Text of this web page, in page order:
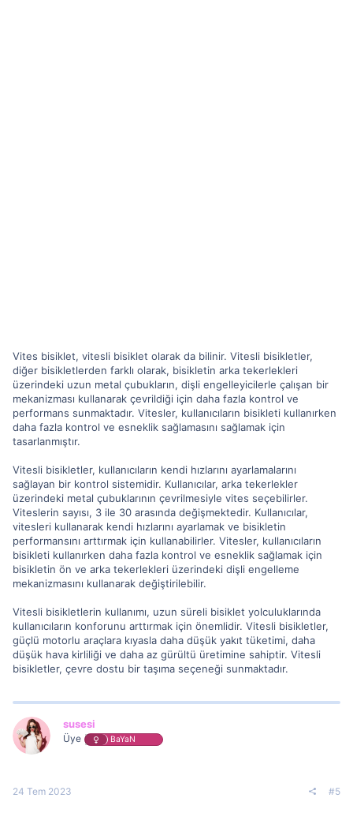
Vites bisiklet, vitesli bisiklet olarak da bilinir. Vitesli bisikletler,
diğer bisikletlerden farklı olarak, bisikletin arka tekerlekleri
üzerindeki uzun metal çubukların, dişli engelleyicilerle çalışan bir
mekanizması kullanarak çevrildiği için daha fazla kontrol ve
performans sunmaktadır. Vitesler, kullanıcıların bisikleti kullanırken
daha fazla kontrol ve esneklik sağlamasını sağlamak için
tasarlanmıştır.
Vitesli bisikletler, kullanıcıların kendi hızlarını ayarlamalarını
sağlayan bir kontrol sistemidir. Kullanıcılar, arka tekerlekler
üzerindeki metal çubuklarının çevrilmesiyle vites seçebilirler.
Viteslerin sayısı, 3 ile 30 arasında değişmektedir. Kullanıcılar,
vitesleri kullanarak kendi hızlarını ayarlamak ve bisikletin
performansını arttırmak için kullanabilirler. Vitesler, kullanıcıların
bisikleti kullanırken daha fazla kontrol ve esneklik sağlamak için
bisikletin ön ve arka tekerlekleri üzerindeki dişli engelleme
mekanizmasını kullanarak değiştirilebilir.
Vitesli bisikletlerin kullanımı, uzun süreli bisiklet yolculuklarında
kullanıcıların konforunu arttırmak için önemlidir. Vitesli bisikletler,
güçlü motorlu araçlara kıyasla daha düşük yakıt tüketimi, daha
düşük hava kirliliği ve daha az gürültü üretimine sahiptir. Vitesli
bisikletler, çevre dostu bir taşıma seçeneği sunmaktadır.
susesi
Üye BaYaN
24 Tem 2023 #5